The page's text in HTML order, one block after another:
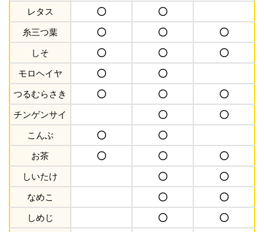
レタス
糸三つ葉
しそ
モロヘイヤ
つるむらさき
チンゲンサイ
こんぶ
お茶
しいたけ
なめこ
しめじ